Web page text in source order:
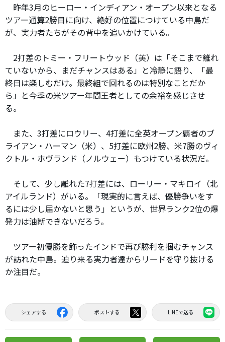
昨年3月のヒーロー・インディアン・オープン以来となる
ツアー通算2勝目に向け、絶好の位置につけている中島だ
が、実力者たちがその背中を追いかけている。
2打差のトミー・フリートウッド（英）は「そこまで離れ
ていないから、まだチャンスはある」と冷静に語り、「最
終日は楽しむだけ。最終組で回れるのは特別なことだか
ら」と今季の米ツアー年間王者としての余裕を感じさせ
る。
また、3打差にロウリー、4打差に全英オープン覇者のブ
ライアン・ハーマン（米）、5打差に欧州2勝、米7勝のヴィ
クトル・ホヴランド（ノルウェー）もつけている状況だ。
そして、少し離れた7打差には、ローリー・マキロイ（北
アイルランド）がいる。「現実的に言えば、優勝争いをす
るには少し届かないと思う」というが、世界ランク2位の爆
発力は油断できないだろう。
ツアー初優勝を飾ったインドで再び勝利を掴むチャンス
が訪れた中島。迫り来る実力者達からリードを守り抜ける
か注目だ。
シェアする ポストする LINEで送る